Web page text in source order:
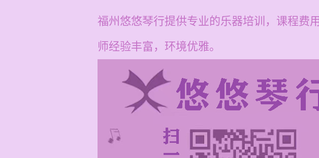
福州悠悠琴行提供专业的乐器培训，课程费
师经验丰富，环境优雅。